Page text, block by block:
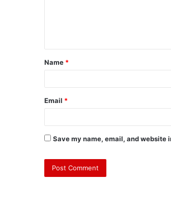
Name *
Email *
Save my name, email, and website